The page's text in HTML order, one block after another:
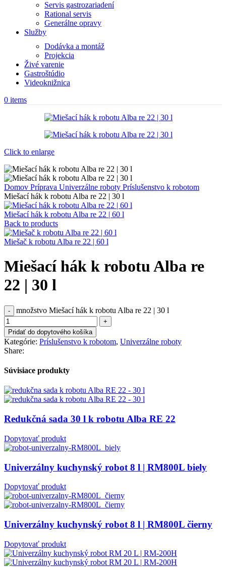
Servis gastrozariadení
Rational servis
Generálne opravy
Služby
Dodávka a montáž
Projekcia
Živé varenie
Gastroštúdio
Videoknižnica
0 items
Click to enlarge
Domov Príprava Univerzálne roboty Príslušenstvo k robotom
Miešací hák k robotu Alba re 22 | 30 l
Miešací hák k robotu Alba re 22 | 60 l
Back to products
Miešač k robotu Alba re 22 | 60 l
Miešací hák k robotu Alba re
22 | 30 l
množstvo Miešací hák k robotu Alba re 22 | 30 l
Pridať do dopytového košíka
Kategórie: Príslušenstvo k robotom, Univerzálne roboty
Share:
Súvisiace produkty
Redukčná sada 30 l k robotu Alba RE 22
Dopytovať produkt
Univerzálny kuchynský robot 8 l | RM800L biely
Dopytovať produkt
Univerzálny kuchynský robot 8 l | RM800L čierny
Dopytovať produkt